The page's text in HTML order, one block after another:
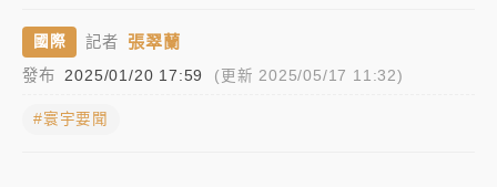
故宮《龍藏經》特展第2檔！今線上預約開賣一度塞車
周六起展出延長至晚上7時
台東農業處長涉圖利渡假村！東檢抗告成功 今重開羈
國際 記者 張翠蘭
發布 2025/01/20 17:59 (更新 2025/05/17 11:32)
#寰宇要聞